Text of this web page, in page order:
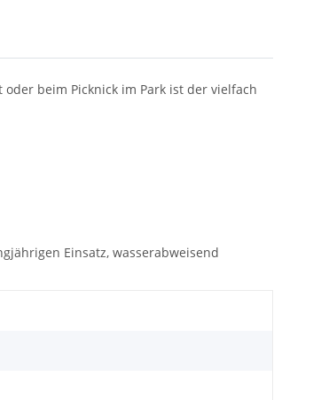
beim Picknick im Park ist der vielfach
Einsatz, wasserabweisend